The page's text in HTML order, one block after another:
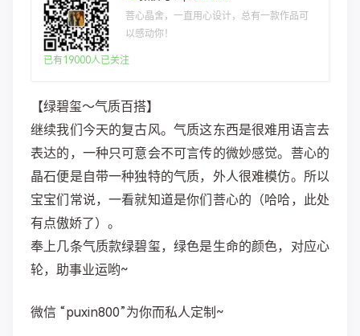
菩心晶舍，一直用心设计，总有一款作品可
以感动你！
已有19000人已关注
【绿碧玺～气质百搭】
继续我们今天的复古风。气质这东西是很难用语言去
表达的，一种只可意会不可言传的微妙感觉。菩心的
晶石便是自带一种独特的气质，外人很难模仿。所以
宝宝们常说，一看就知道是你们菩心的（哈哈，此处
有点傲娇了）。
奉上几条气质款绿碧玺，绿色是生命的颜色，对应心
轮，助事业运哟~
微信 “puxin800”为你而私人定制~